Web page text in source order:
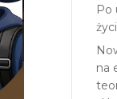
Po
na